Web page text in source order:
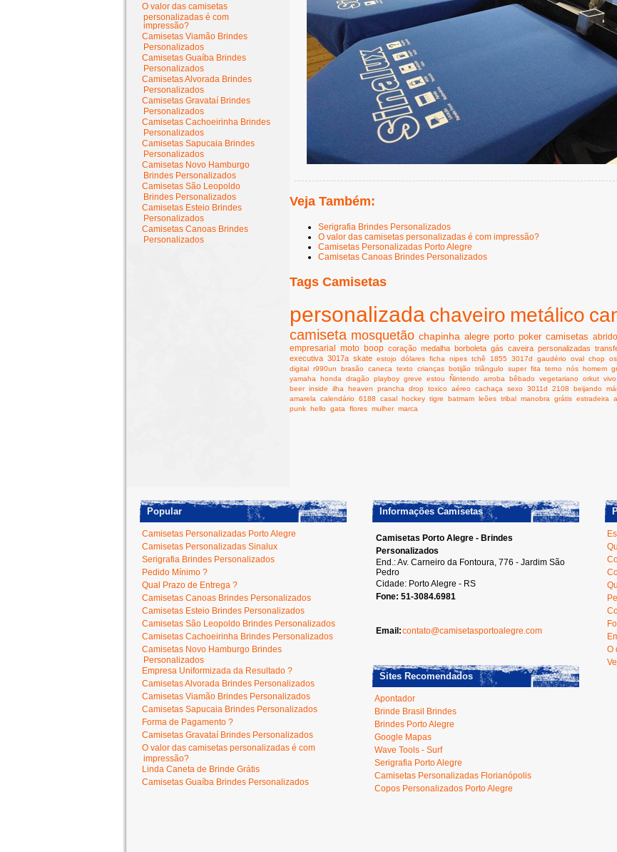
O valor das camisetas
personalizadas é com
impressão?
Camisetas Viamão Brindes
Personalizados
Camisetas Guaíba Brindes
Personalizados
Camisetas Alvorada Brindes
Personalizados
Camisetas Gravataí Brindes
Personalizados
Camisetas Cachoeirinha Brindes
Personalizados
Camisetas Sapucaia Brindes
Personalizados
Camisetas Novo Hamburgo
Brindes Personalizados
Camisetas São Leopoldo
Brindes Personalizados
Camisetas Esteio Brindes
Personalizados
Camisetas Canoas Brindes
Personalizados
Veja Também:
Serigrafia Brindes Personalizados
O valor das camisetas personalizadas é com impressão?
Camisetas Personalizadas Porto Alegre
Camisetas Canoas Brindes Personalizados
Tags Camisetas
personalizada chaveiro metálico
camiseta mosquetão chapinha alegre porto poker camisetas
empresarial
moto boop coração medalha borboleta gás caveira personalizadas
executiva 3017a skate estojo dólares ficha nipes tchê 1855 3017d gaudério oval chop
digital r990un brasão caneca texto crianças botijão triângulo super fita terno nós homem
yamaha
honda dragão playboy greve estou Ñintendo arroba bêbado vegetariano orkut vivo
beer inside ilha heaven prancha drop toxico aéreo cachaça sexo 3011d 2108 beijando
amarela
calendário 6188 casal hockey tigre batmam leões tribal manobra grátis estradeira
punk hello gata flores mulher marca
Popular
Camisetas Personalizadas Porto Alegre
Camisetas Personalizadas Sinalux
Serigrafia Brindes Personalizados
Pedido Mínimo ?
Qual Prazo de Entrega ?
Camisetas Canoas Brindes Personalizados
Camisetas Esteio Brindes Personalizados
Camisetas São Leopoldo Brindes Personalizados
Camisetas Cachoeirinha Brindes Personalizados
Camisetas Novo Hamburgo Brindes
Personalizados
Empresa Uniformizada da Resultado ?
Camisetas Alvorada Brindes Personalizados
Camisetas Viamão Brindes Personalizados
Camisetas Sapucaia Brindes Personalizados
Forma de Pagamento ?
Camisetas Gravataí Brindes Personalizados
O valor das camisetas personalizadas é com
impressão?
Linda Caneta de Brinde Grátis
Camisetas Guaíba Brindes Personalizados
Informações Camisetas
Camisetas Porto Alegre - Brindes
Personalizados
End.: Av. Carneiro da Fontoura, 776 - Jardim São
Pedro
Cidade: Porto Alegre - RS
Fone: 51-3084.6981
Email:contato@camisetasportoalegre.com
Sites Recomendados
Apontador
Brinde Brasil Brindes
Brindes Porto Alegre
Google Mapas
Wave Tools - Surf
Serigrafia Porto Alegre
Camisetas Personalizadas Florianópolis
Copos Personalizados Porto Alegre
O